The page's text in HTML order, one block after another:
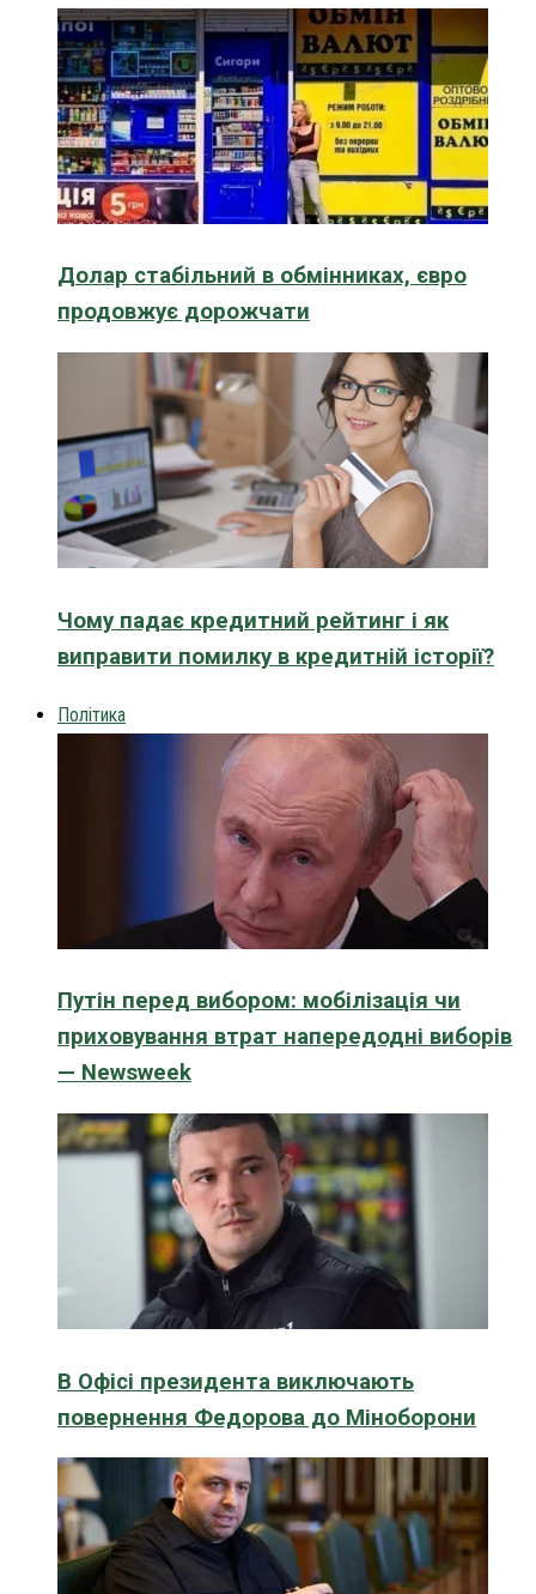
Долар стабільний в обмінниках, євро
продовжує дорожчати
Чому падає кредитний рейтинг і як
виправити помилку в кредитній історії?
Політика
Путін перед вибором: мобілізація чи
приховування втрат напередодні виборів
— Newsweek
В Офісі президента виключають
повернення Федорова до Міноборони